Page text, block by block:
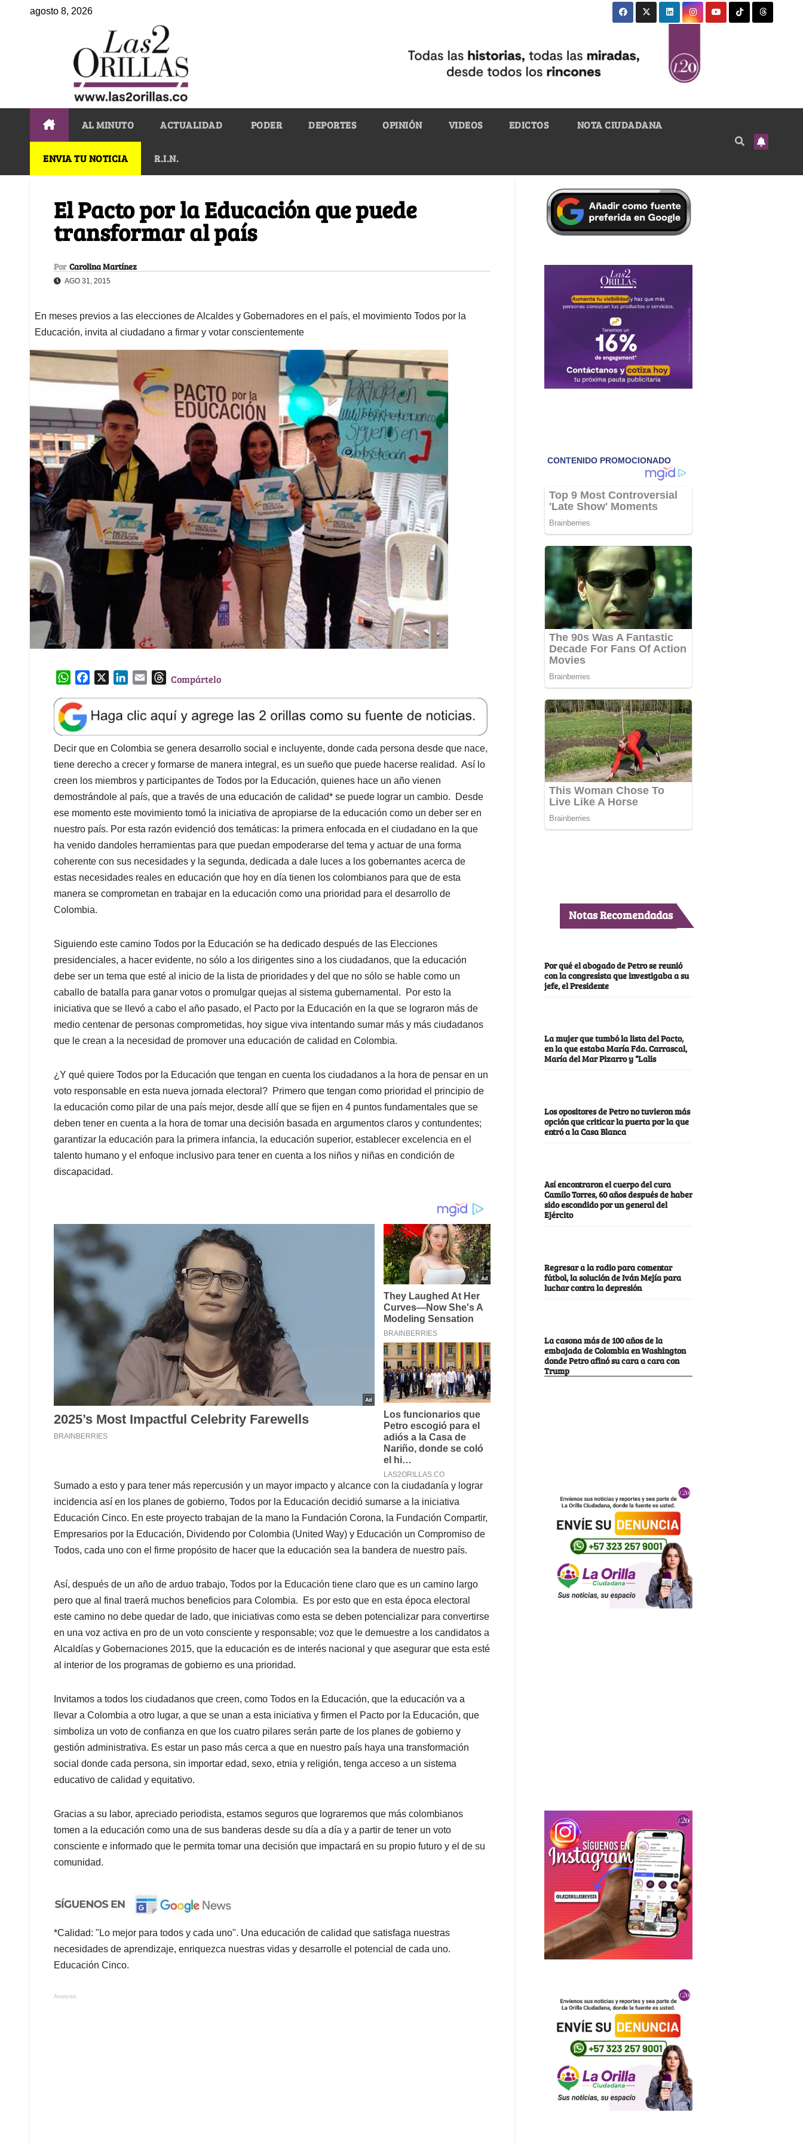
agosto 8, 2026
AL MINUTO ACTUALIDAD PODER DEPORTES OPINIÓN VIDEOS EDICTOS NOTA CIUDADANA
ENVIA TU NOTICIA R.I.N.
El Pacto por la Educación que puede
transformar al país
Por Carolina Martínez
AGO 31, 2015
En meses previos a las elecciones de Alcaldes y Gobernadores en el país, el movimiento Todos por la
Educación, invita al ciudadano a firmar y votar conscientemente
W
a
t
s
A
p
p
e
b
o
o
k
k
e
d
I
n
l
T
e
a
d
s
Compártelo
Decir que en Colombia se genera desarrollo social e incluyente, donde cada persona desde que nace,
tiene derecho a crecer y formarse de manera integral, es un sueño que puede hacerse realidad. Así lo
creen los miembros y participantes de Todos por la Educación, quienes hace un año vienen
demostrándole al país, que a través de una educación de calidad* se puede lograr un cambio. Desde
ese momento este movimiento tomó la iniciativa de apropiarse de la educación como un deber ser en
nuestro país. Por esta razón evidenció dos temáticas: la primera enfocada en el ciudadano en la que
ha venido dandoles herramientas para que puedan empoderarse del tema y actuar de una forma
coherente con sus necesidades y la segunda, dedicada a dale luces a los gobernantes acerca de
estas necesidades reales en educación que hoy en día tienen los colombianos para que de esta
manera se comprometan en trabajar en la educación como una prioridad para el desarrollo de
Colombia.
Siguiendo este camino Todos por la Educación se ha dedicado después de las Elecciones
presidenciales, a hacer evidente, no sólo a los dirigentes sino a los ciudadanos, que la educación
debe ser un tema que esté al inicio de la lista de prioridades y del que no sólo se hable como un
caballo de batalla para ganar votos o promulgar quejas al sistema gubernamental. Por esto la
iniciativa que se llevó a cabo el año pasado, el Pacto por la Educación en la que se lograron más de
medio centenar de personas comprometidas, hoy sigue viva intentando sumar más y más ciudadanos
que le crean a la necesidad de promover una educación de calidad en Colombia.
¿Y qué quiere Todos por la Educación que tengan en cuenta los ciudadanos a la hora de pensar en un
voto responsable en esta nueva jornada electoral? Primero que tengan como prioridad el principio de
la educación como pilar de una país mejor, desde allí que se fijen en 4 puntos fundamentales que se
deben tener en cuenta a la hora de tomar una decisión basada en argumentos claros y contundentes;
garantizar la educación para la primera infancia, la educación superior, establecer excelencia en el
talento humano y el enfoque inclusivo para tener en cuenta a los niños y niñas en condición de
discapacidad.
Sumado a esto y para tener más repercusión y un mayor impacto y alcance con la ciudadanía y lograr
incidencia así en los planes de gobierno, Todos por la Educación decidió sumarse a la iniciativa
Educación Cinco. En este proyecto trabajan de la mano la Fundación Corona, la Fundación Compartir,
Empresarios por la Educación, Dividendo por Colombia (United Way) y Educación un Compromiso de
Todos, cada uno con el firme propósito de hacer que la educación sea la bandera de nuestro país.
Así, después de un año de arduo trabajo, Todos por la Educación tiene claro que es un camino largo
pero que al final traerá muchos beneficios para Colombia. Es por esto que en esta época electoral
este camino no debe quedar de lado, que iniciativas como esta se deben potencializar para convertirse
en una voz activa en pro de un voto consciente y responsable; voz que le demuestre a los candidatos a
Alcaldías y Gobernaciones 2015, que la educación es de interés nacional y que asegurar que esta esté
al interior de los programas de gobierno es una prioridad.
Invitamos a todos los ciudadanos que creen, como Todos en la Educación, que la educación va a
llevar a Colombia a otro lugar, a que se unan a esta iniciativa y firmen el Pacto por la Educación, que
simboliza un voto de confianza en que los cuatro pilares serán parte de los planes de gobierno y
gestión administrativa. Es estar un paso más cerca a que en nuestro país haya una transformación
social donde cada persona, sin importar edad, sexo, etnia y religión, tenga acceso a un sistema
educativo de calidad y equitativo.
Gracias a su labor, apreciado periodista, estamos seguros que lograremos que más colombianos
tomen a la educación como una de sus banderas desde su día a día y a partir de tener un voto
consciente e informado que le permita tomar una decisión que impactará en su propio futuro y el de su
comunidad.
*Calidad: "Lo mejor para todos y cada uno". Una educación de calidad que satisfaga nuestras
necesidades de aprendizaje, enriquezca nuestras vidas y desarrolle el potencial de cada uno.
Educación Cinco.
Anuncios.
Notas Recomendadas
Por qué el abogado de Petro se reunió
con la congresista que investigaba a su
jefe, el Presidente
La mujer que tumbó la lista del Pacto,
en la que estaba María Fda. Carrascal,
María del Mar Pizarro y “Lalis
Los opositores de Petro no tuvieron más
opción que criticar la puerta por la que
entró a la Casa Blanca
Así encontraron el cuerpo del cura
Camilo Torres, 60 años después de haber
sido escondido por un general del
Ejército
Regresar a la radio para comentar
fútbol, la solución de Iván Mejía para
luchar contra la depresión
La casona más de 100 años de la
embajada de Colombia en Washington
donde Petro afinó su cara a cara con
Trump